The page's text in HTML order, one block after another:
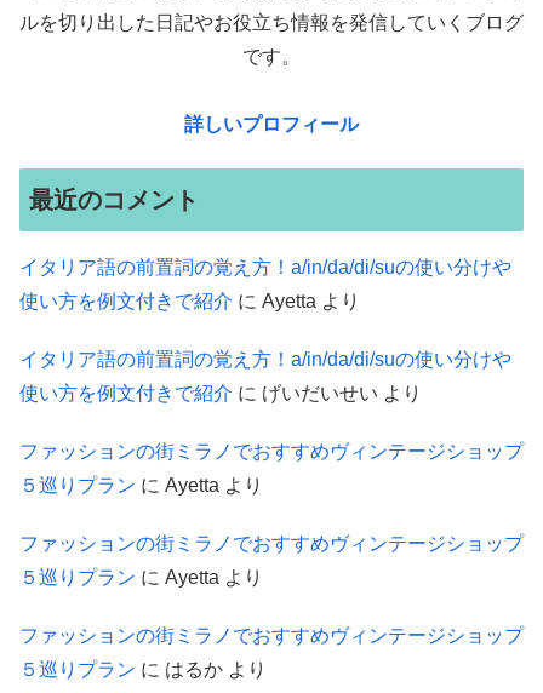
ルを切り出した日記やお役立ち情報を発信していくブログ
です。
詳しいプロフィール
最近のコメント
イタリア語の前置詞の覚え方！a/in/da/di/suの使い分けや
使い方を例文付きで紹介 に Ayetta より
イタリア語の前置詞の覚え方！a/in/da/di/suの使い分けや
使い方を例文付きで紹介 に げいだいせい より
ファッションの街ミラノでおすすめヴィンテージショップ
５巡りプラン に Ayetta より
ファッションの街ミラノでおすすめヴィンテージショップ
５巡りプラン に Ayetta より
ファッションの街ミラノでおすすめヴィンテージショップ
５巡りプラン に はるか より